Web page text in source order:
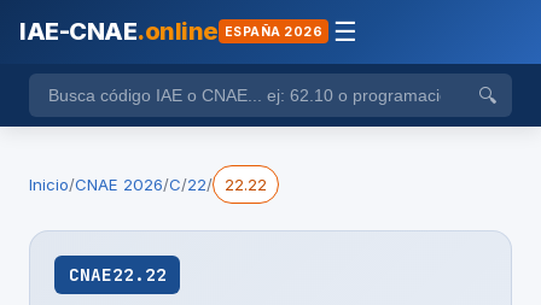
IAE-CNAE.online ESPAÑA 2026 ☰
🔍
Inicio/CNAE 2026/C/22/ 22.22
CNAE22.22